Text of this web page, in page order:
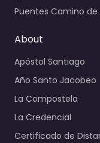
Puentes Camino de
About
Apóstol Santiago
Año Santo Jacobeo
La Compostela
La Credencial
Certificado de